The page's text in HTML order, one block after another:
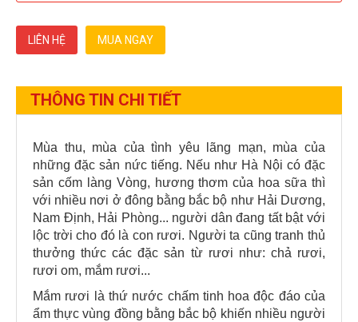
LIÊN HỆ MUA NGAY
THÔNG TIN CHI TIẾT
Mùa thu, mùa của tình yêu lãng mạn, mùa của
những đặc sản nức tiếng. Nếu như Hà Nội có đặc
sản cốm làng Vòng, hương thơm của hoa sữa thì
với nhiều nơi ở đông bằng bắc bộ như Hải Dương,
Nam Định, Hải Phòng... người dân đang tất bật với
lộc trời cho đó là con rươi. Người ta cũng tranh thủ
thưởng thức các đặc sản từ rươi như: chả rươi,
rươi om, mắm rươi...
Mắm rươi là thứ nước chấm tinh hoa độc đáo của
ẩm thực vùng đồng bằng bắc bộ khiến nhiều người